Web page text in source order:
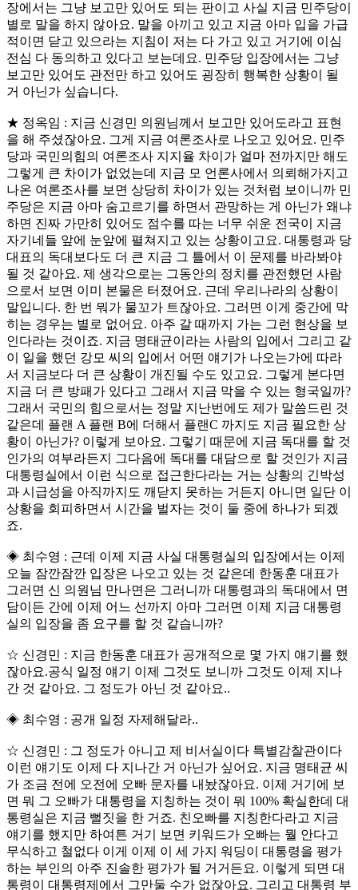
장에서는 그냥 보고만 있어도 되는 판이고 사실 지금 민주당이
별로 말을 하지 않아요. 말을 아끼고 있고 지금 아마 입을 가급
적이면 닫고 있으라는 지침이 저는 다 가고 있고 거기에 이심
전심 다 동의하고 있다고 보는데요. 민주당 입장에서는 그냥
보고만 있어도 관전만 하고 있어도 굉장히 행복한 상황이 될
거 아닌가 싶습니다.
★ 정옥임 : 지금 신경민 의원님께서 보고만 있어도라고 표현
을 해 주셨잖아요. 그게 지금 여론조사로 나오고 있어요. 민주
당과 국민의힘의 여론조사 지지율 차이가 얼마 전까지만 해도
그렇게 큰 차이가 없었는데 지금 모 언론사에서 의뢰해가지고
나온 여론조사를 보면 상당히 차이가 있는 것처럼 보이니까 민
주당은 지금 아마 숨고르기를 하면서 관망하는 게 아닌가 왜냐
하면 진짜 가만히 있어도 점수를 따는 너무 쉬운 전국이 지금
자기네들 앞에 눈앞에 펼쳐지고 있는 상황이고요. 대통령과 당
대표의 독대보다도 더 큰 지금 그 틀에서 이 문제를 바라봐야
될 것 같아요. 제 생각으로는 그동안의 정치를 관전했던 사람
으로서 보면 이미 본물은 터졌어요. 근데 우리나라의 상황이
말입니다. 한 번 뭐가 물꼬가 트잖아요. 그러면 이게 중간에 막
히는 경우는 별로 없어요. 아주 갈 때까지 가는 그런 현상을 보
인다라는 것이죠. 지금 명태균이라는 사람의 입에서 그리고 같
이 일을 했던 강모 씨의 입에서 어떤 얘기가 나오는가에 따라
서 지금보다 더 큰 상황이 개진될 수도 있고요. 그렇게 본다면
지금 더 큰 방패가 있다고 그래서 지금 막을 수 있는 형국일까?
그래서 국민의 힘으로서는 정말 지난번에도 제가 말씀드린 것
같은데 플랜 A 플랜 B에 더해서 플랜C 까지도 지금 필요한 상
황이 아닌가? 이렇게 보아요. 그렇기 때문에 지금 독대를 할 것
인가의 여부라든지 그다음에 독대를 대담으로 할 것인가 지금
대통령실에서 이런 식으로 접근한다라는 거는 상황의 긴박성
과 시급성을 아직까지도 깨닫지 못하는 거든지 아니면 일단 이
상황을 회피하면서 시간을 벌자는 것이 둘 중에 하나가 되겠
죠.
◈ 최수영 : 근데 이제 지금 사실 대통령실의 입장에서는 이제
오늘 잠깐잠깐 입장은 나오고 있는 것 같은데 한동훈 대표가
그러면 신 의원님 만나면은 그러니까 대통령과의 독대에서 면
담이든 간에 이제 어느 선까지 아마 그러면 이제 지금 대통령
실의 입장을 좀 요구를 할 것 같습니까?
☆ 신경민 : 지금 한동훈 대표가 공개적으로 몇 가지 얘기를 했
잖아요.공식 일정 얘기 이제 그것도 보니까 그것도 이제 지나
간 것 같아요. 그 정도가 아닌 것 같아요..
◈ 최수영 : 공개 일정 자제해달라..
☆ 신경민 : 그 정도가 아니고 제 비서실이다 특별감찰관이다
이런 얘기도 이제 다 지나간 거 아닌가 싶어요. 지금 명태균 씨
가 조금 전에 오전에 오빠 문자를 내놨잖아요. 이제 거기에 보
면 뭐 그 오빠가 대통령을 지칭하는 것이 뭐 100% 확실한데 대
통령실은 지금 뻘짓을 한 거죠. 친오빠를 지칭한다라고 지금
얘기를 했지만 하여튼 거기 보면 키워드가 오빠는 뭘 안다고
무식하고 철없다 이게 이제 이 세 가지 워딩이 대통령을 평가
하는 부인의 아주 진솔한 평가가 될 거거든요. 이렇게 되면 대
통령이 대통령제에서 그만둘 수가 없잖아요. 그리고 대통령 부